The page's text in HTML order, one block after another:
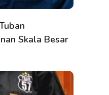
Skala Besar